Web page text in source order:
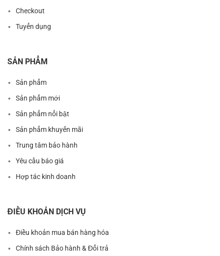
Checkout
Tuyển dụng
SẢN PHẨM
Sản phẩm
Sản phẩm mới
Sản phẩm nổi bật
Sản phẩm khuyến mãi
Trung tâm bảo hành
Yêu cầu báo giá
Hợp tác kinh doanh
ĐIỀU KHOẢN DỊCH VỤ
Điều khoản mua bán hàng hóa
Chính sách Bảo hành & Đổi trả